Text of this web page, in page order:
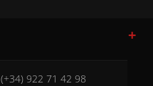
(+34) 922 71 42 98